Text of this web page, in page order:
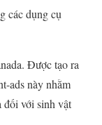
các dụng cụ
Được tạo ra
ads này nhằm
đối với sinh vật